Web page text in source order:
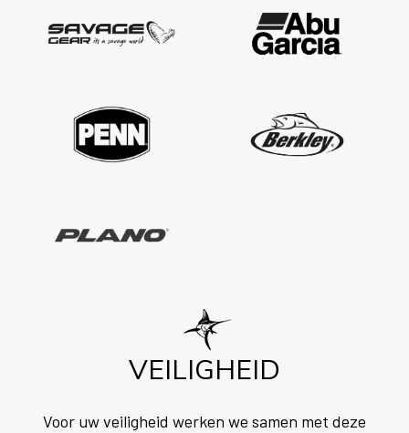
VEILIGHEID
Voor uw veiligheid werken we samen met deze